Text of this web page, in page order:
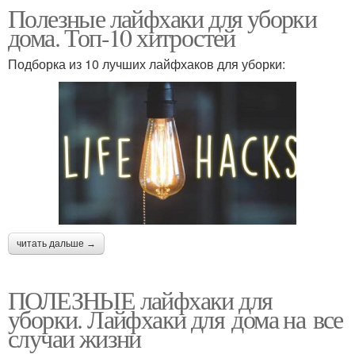
Полезные лайфхаки для уборки
дома. Топ-10 хитростей
Подборка из 10 лучших лайфхаков для уборки:
читать дальше →
ПОЛЕЗНЫЕ лайфхаки для
уборки. Лайфхаки для дома на все
случаи жизни